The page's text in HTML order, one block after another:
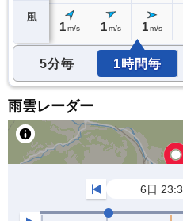
風
1 m/s 1 m/s 1 m/s
5分毎 1時間毎
雨雲レーダー